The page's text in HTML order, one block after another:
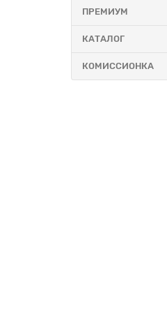
ПРЕМИУМ
КАТАЛОГ
КОМИССИОНКА